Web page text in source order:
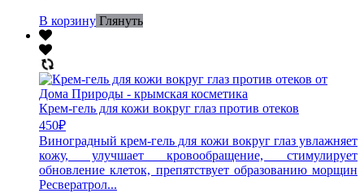
В корзину Глянуть
Крем-гель для кожи вокруг глаз против отеков
450₽
Виноградный крем-гель для кожи вокруг глаз увлажняет
кожу, улучшает кровообращение, стимулирует
обновление клеток, препятствует образованию морщин
Ресвератрол...